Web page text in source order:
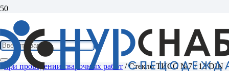
Home / Средства индивидуальной защиты
Средства защиты
при проведении сварочных работ / Стекло ТИСС №7 / 13 DIN